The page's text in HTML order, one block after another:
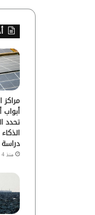
مراكز
أبواب
تحدد
منذ 4 ساعات